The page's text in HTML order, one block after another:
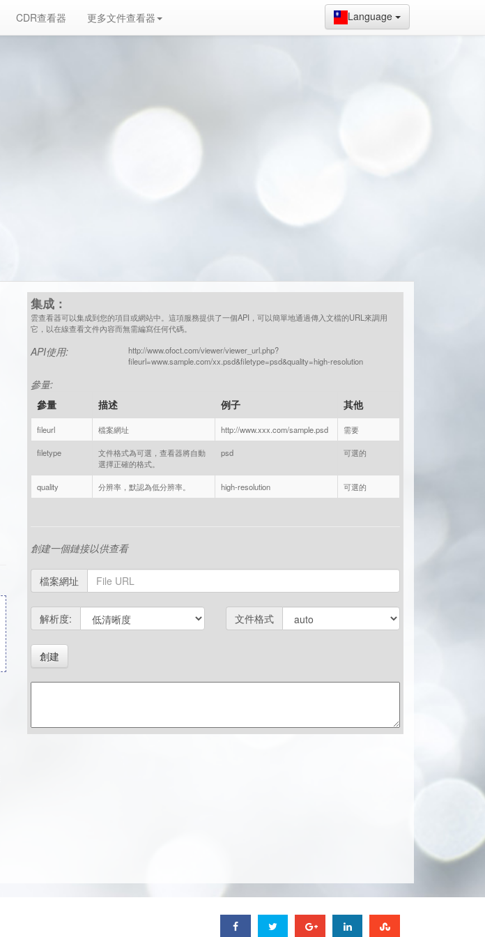
Language
CDR查看器 更多文件查看器
集成：
雲查看器可以集成到您的項目或網站中。這項服務提供了一個API，可以簡單地通過傳入文檔的URL來調用
它，以在線查看文件內容而無需編寫任何代碼。
API使用:
http://www.ofoct.com/viewer/viewer_url.php?
fileurl=www.sample.com/xx.psd&filetype=psd&quality=high-resolution
參量:
參量
描述 例子 其他
fileurl 檔案網址 http://www.xxx.com/sample.psd 需要
filetype
文件格式為可選，查看器將自動
選擇正確的格式。
psd 可選的
quality 分辨率，默認為低分辨率。 high-resolution 可選的
創建一個鏈接以供查看
檔案網址
解析度: 文件格式
創建